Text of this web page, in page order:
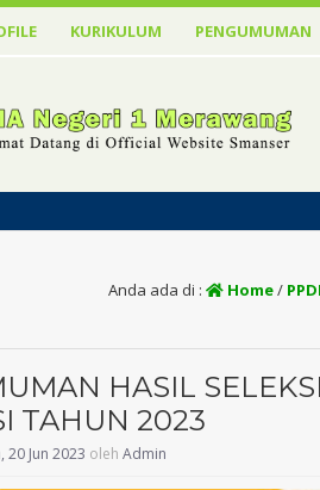
KURIKULUM PENGUMUMAN
Anda ada di : Home/
HASIL
TAHUN 2023
20 Jun 2023 oleh Admin